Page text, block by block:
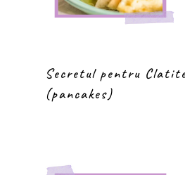
Secretul pentru
(pancakes)